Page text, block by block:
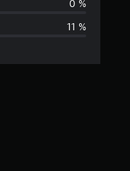
n
n
e
0 %
11 %